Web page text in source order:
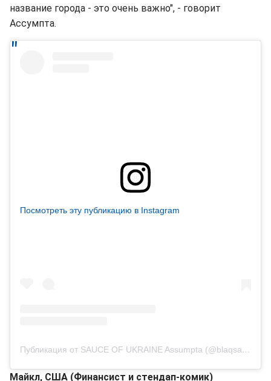
название города - это очень важно", - говорит
Ассумпта.
Посмотреть эту публикацию в Instagram
Публикация от SAUCE OF UKRAINE Assumpta (@blaqsauce_)
Майкл, США (Финансист и стендап-комик)